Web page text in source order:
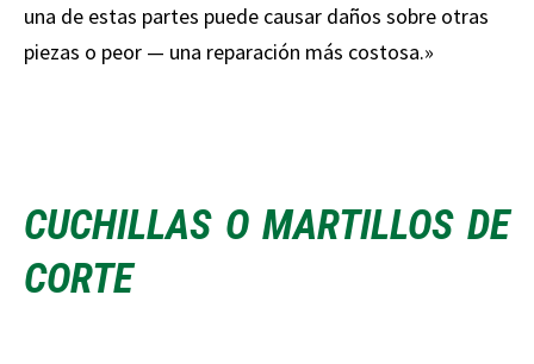
una de estas partes puede causar daños sobre otras
piezas o peor — una reparación más costosa.»
CUCHILLAS O MARTILLOS DE
CORTE